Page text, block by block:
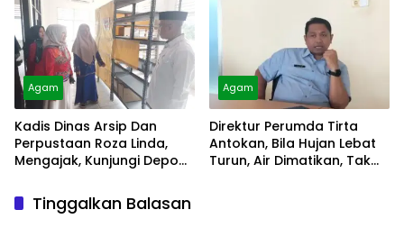
Agam
Kadis Dinas Arsip Dan
Perpustaan Roza Linda,
Mengajak, Kunjungi Depo
Agam
Direktur Perumda Tirta
Antokan, Bila Hujan Lebat
Turun, Air Dimatikan, Tak
Tinggalkan Balasan